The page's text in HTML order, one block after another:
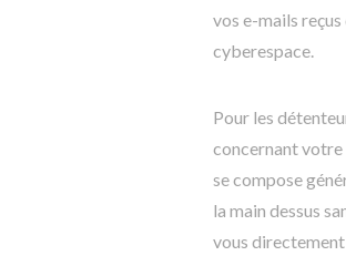
vos e-mails
cyberespace.
Pour les
concernant votre
se compose
la main dessus
vous